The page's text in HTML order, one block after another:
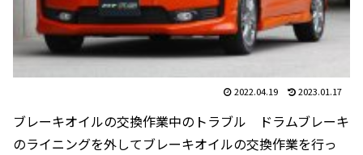
2022.04.19 2023.01.17
ブレーキオイルの交換作業中のトラブル ドラムブレーキ
のライニングを外してブレーキオイルの交換作業を行っ